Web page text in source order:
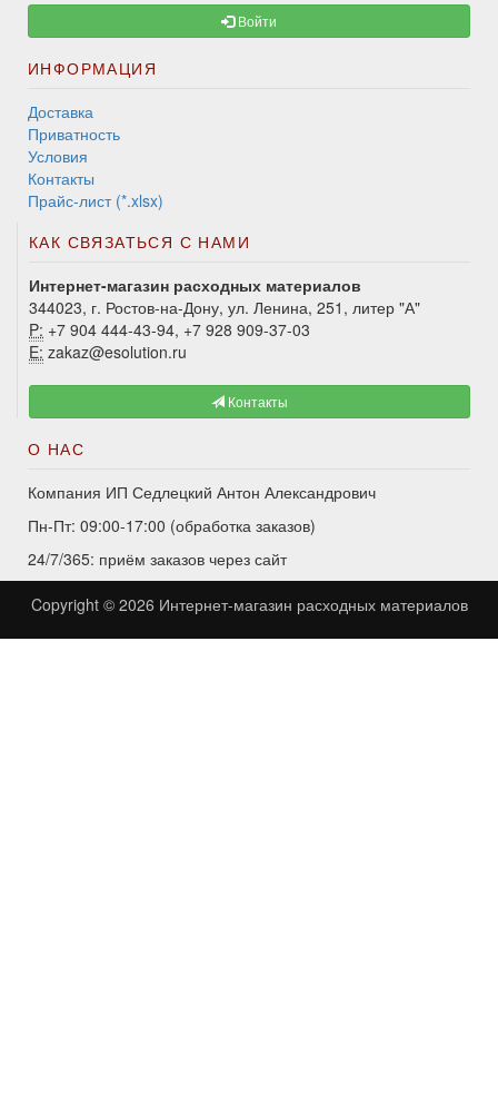
Войти
ИНФОРМАЦИЯ
Доставка
Приватность
Условия
Контакты
Прайс-лист (*.xlsx)
КАК СВЯЗАТЬСЯ С НАМИ
Интернет-магазин расходных материалов
344023, г. Ростов-на-Дону, ул. Ленина, 251, литер "А"
P: +7 904 444-43-94, +7 928 909-37-03
E: zakaz@esolution.ru
Контакты
О НАС
Компания ИП Седлецкий Антон Александрович
Пн-Пт: 09:00-17:00 (обработка заказов)
24/7/365: приём заказов через сайт
Copyright © 2026 Интернет-магазин расходных материалов